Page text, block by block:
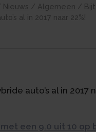
Nieuws / Algemeen /
al in 2017 naar 22%!
auto’s al in 2017
een 9.0 uit 10 op